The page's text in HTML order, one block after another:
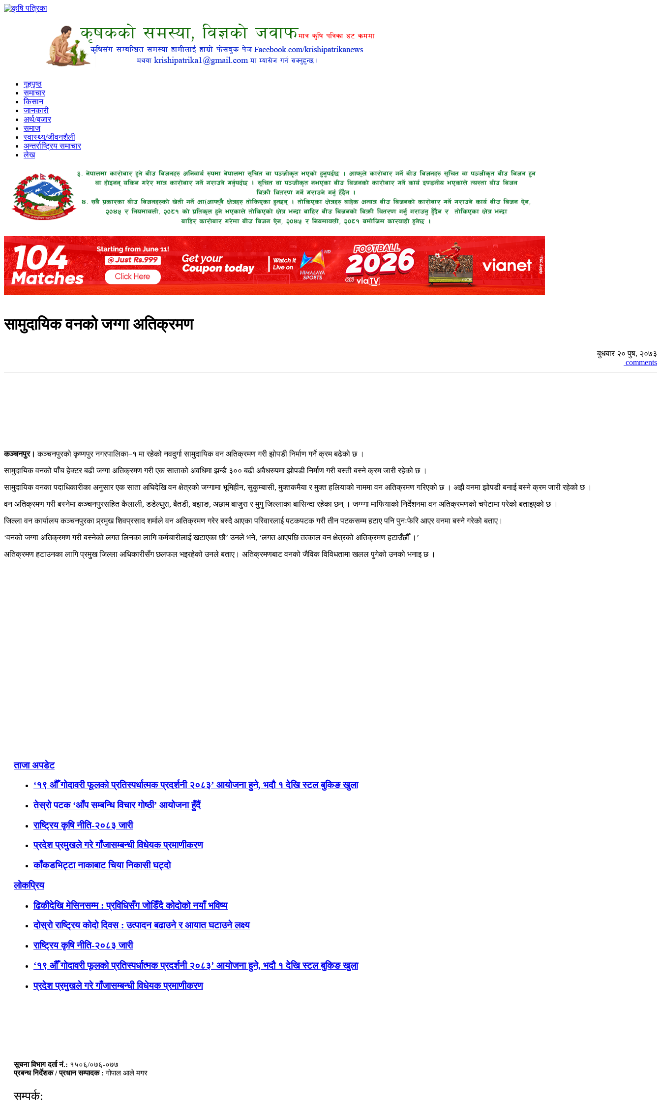
गृहपृष्ठ
समाचार
किसान
जानकारी
अर्थ/बजार
समाज
स्वास्थ्य/जीवनशैली
अन्तर्राष्ट्रिय समाचार
लेख
सामुदायिक वनको जग्गा अतिक्रमण
बुधबार २० पुष, २०७३
comments
कञ्चनपुर। कञ्चनपुरको कृष्णपुर नगरपालिका–१ मा रहेको नवदुर्गा सामुदायिक वन अतिक्रमण गरी झोपडी निर्माण गर्ने क्रम बढेको छ ।
सामुदायिक वनको पाँच हेक्टर बढी जग्गा अतिक्रमण गरी एक साताको अवधिमा झन्डै ३०० बढी अवैधरुपमा झोपडी निर्माण गरी बस्ती बस्ने क्रम जारी रहेको छ ।
सामुदायिक वनका पदाधिकारीका अनुसार एक साता अघिदेखि वन क्षेत्रको जग्गामा भूमिहीन, सुकुम्बासी, मुक्तकमैया र मुक्त हलियाको नाममा वन अतिक्रमण गरिएको छ । अझै वनमा झोपडी बनाई बस्ने क्रम जारी रहेको छ ।
वन अतिक्रमण गरी बस्नेमा कञ्चनपुरसहित कैलाली, डडेल्धुरा, बैतडी, बझाङ, अछाम बाजुरा र मुगु जिल्लाका बासिन्दा रहेका छन् । जग्ग्गा माफियाको निर्देशनमा वन अतिक्रमणको चपेटामा परेको बताइएको छ ।
जिल्ला वन कार्यालय कञ्चनपुरका प्र्रमुख शिवप्रसाद शर्माले वन अतिक्रमण गरेर बस्दै आएका परिवारलाई पटकपटक गरी तीन पटकसम्म हटाए पनि पुनःफेरि आएर वनमा बस्ने गरेको बताए।
‘वनको जग्गा अतिक्रमण गरी बस्नेको लगत लिनका लागि कर्मचारीलाई खटाएका छौ’ उनले भने, ‘लगत आएपछि तत्काल वन क्षेत्रको अतिक्रमण हटाउँछौँ ।’
अतिक्रमण हटाउनका लागि प्रमुख जिल्ला अधिकारीसँग छलफल भइरहेको उनले बताए। अतिक्रमणबाट वनको जैविक विविधतामा खलल पुगेको उनको भनाइ छ ।
ताजा अपडेट
‘१९ औँ गोदावरी फूलको प्रतिस्पर्धात्मक प्रदर्शनी २०८३’ आयोजना हुने, भदौ १ देखि स्टल बुकिङ खुला
तेस्रो पटक ‘आँप सम्बन्धि विचार गोष्ठी’ आयोजना हुँदैं
राष्ट्रिय कृषि नीति-२०८३ जारी
प्रदेश प्रमुखले गरे गाँजासम्बन्धी विधेयक प्रमाणीकरण
काँकडभिट्टा नाकाबाट चिया निकासी घट्दो
लोकप्रिय
ढिकीदेखि मेसिनसम्म : प्रविधिसँग जोडिँदै कोदोको नयाँ भविष्य
दोस्रो राष्ट्रिय कोदो दिवस : उत्पादन बढाउने र आयात घटाउने लक्ष्य
राष्ट्रिय कृषि नीति-२०८३ जारी
‘१९ औँ गोदावरी फूलको प्रतिस्पर्धात्मक प्रदर्शनी २०८३’ आयोजना हुने, भदौ १ देखि स्टल बुकिङ खुला
प्रदेश प्रमुखले गरे गाँजासम्बन्धी विधेयक प्रमाणीकरण
सूचना विभाग दर्ता नं.: १५०६/०७६-०७७
प्रबन्ध निर्देशक / प्रधान सम्पादक : गोपाल आले मगर
सम्पर्क: